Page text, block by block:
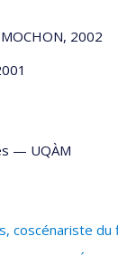
MOCHON, 2002
— UQÀM
coscénariste du